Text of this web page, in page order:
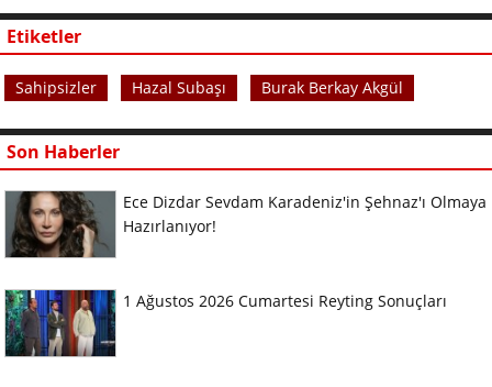
Etiketler
Sahipsizler Hazal Subaşı Burak Berkay Akgül
Son Haberler
Ece Dizdar Sevdam Karadeniz'in Şehnaz'ı Olmaya
Hazırlanıyor!
1 Ağustos 2026 Cumartesi Reyting Sonuçları